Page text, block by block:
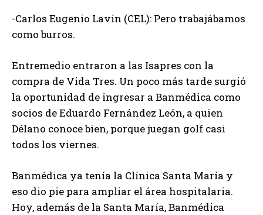
-Carlos Eugenio Lavín (CEL): Pero trabajábamos
como burros.
Entremedio entraron a las Isapres con la
compra de Vida Tres. Un poco más tarde surgió
la oportunidad de ingresar a Banmédica como
socios de Eduardo Fernández León, a quien
Délano conoce bien, porque juegan golf casi
todos los viernes.
Banmédica ya tenía la Clínica Santa María y
eso dio pie para ampliar el área hospitalaria.
Hoy, además de la Santa María, Banmédica